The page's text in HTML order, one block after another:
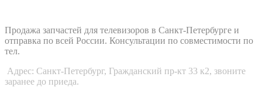
Продажа запчастей для телевизоров в Санкт-Петербурге и
отправка по всей России. Консультации по совместимости по
тел.
Адрес: Санкт-Петербург, Гражданский пр-кт 33 к2, звоните
заранее до приеда.